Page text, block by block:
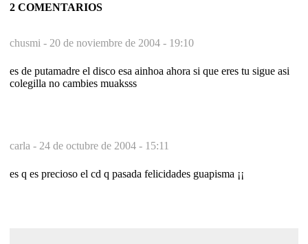
2 COMENTARIOS
chusmi - 20 de noviembre de 2004 - 19:10
es de putamadre el disco esa ainhoa ahora si que eres tu sigue asi
colegilla no cambies muaksss
carla - 24 de octubre de 2004 - 15:11
es q es precioso el cd q pasada felicidades guapisma ¡¡